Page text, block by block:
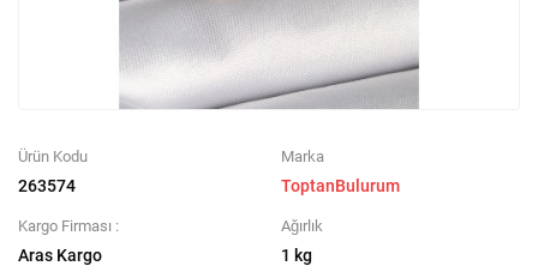
Ürün Kodu
263574
Marka
ToptanBulurum
Kargo Firması :
Aras Kargo
Ağırlık
1 kg